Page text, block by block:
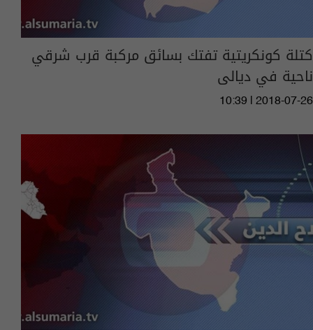
كتلة كونكريتية تفتك بسائق مركبة قرب شرقي
ناحية في ديالى
10:39 | 2018-07-26